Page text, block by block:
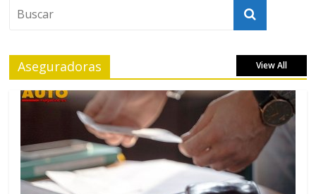
Aseguradoras View All